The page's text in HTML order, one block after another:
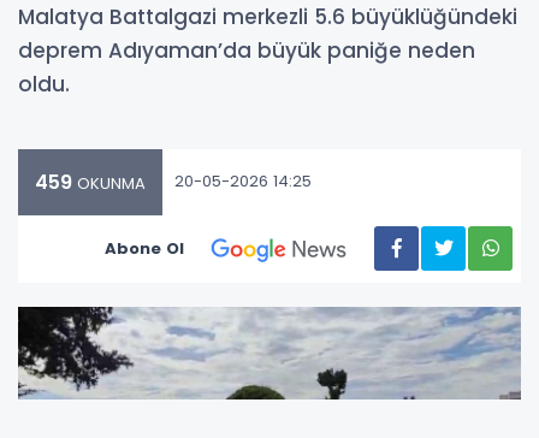
Malatya Battalgazi merkezli 5.6 büyüklüğündeki
deprem Adıyaman’da büyük paniğe neden
oldu.
459 OKUNMA 20-05-2026 14:25
Abone Ol